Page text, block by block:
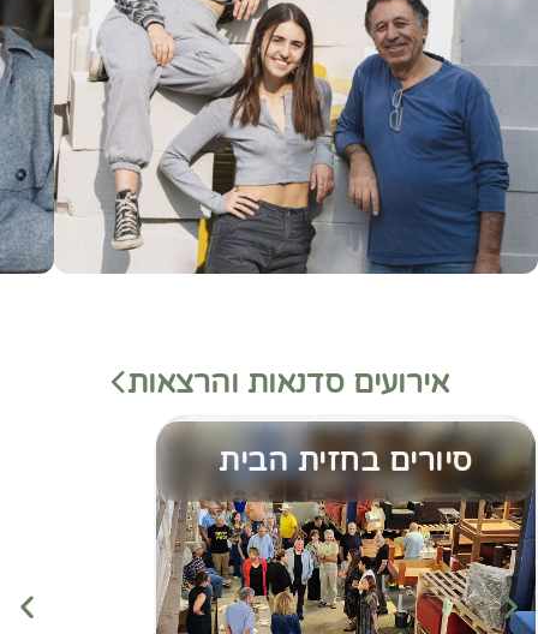
אירועים סדנאות והרצאות
סיורים בחזית הבית